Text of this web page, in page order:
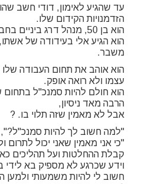
עד שהגיע לאימון, דודי חשב
הזדמנויות הקידום שלו.
הוא בן 50, מנהל דרג ביניים בחברה גדולה בסקטור הפרטי.
הוא הגיע אלי בעידודה של
משבר.
הוא אוהב את תחום העבודה
עצמו ולא רואה אופק.
הוא חולם להיות סמנכ"ל בתחום
הרבה מאד ניסיון,
אבל לא מאמין שזה תלוי בו. ?
"למה חשוב לך להיות סמנכ"ל?",
"כי אני מאמין שאני יכול לתרום
קבלת ההחלטות ועל תהליכים כאן
וידע שכרגע לא מספיק בא לידי
חשוב לי להיות משמעותי